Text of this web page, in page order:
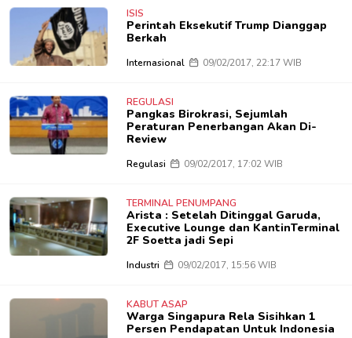
ISIS
Perintah Eksekutif Trump Dianggap
Berkah
Internasional 09/02/2017, 22:17 WIB
REGULASI
Pangkas Birokrasi, Sejumlah
Peraturan Penerbangan Akan Di-
Review
Regulasi 09/02/2017, 17:02 WIB
TERMINAL PENUMPANG
Arista : Setelah Ditinggal Garuda,
Executive Lounge dan KantinTerminal
2F Soetta jadi Sepi
Industri 09/02/2017, 15:56 WIB
KABUT ASAP
Warga Singapura Rela Sisihkan 1
Persen Pendapatan Untuk Indonesia